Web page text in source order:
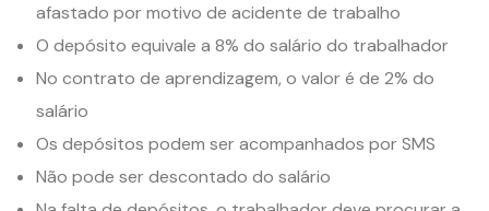
afastado por motivo de acidente de trabalho
O depósito equivale a 8% do salário do trabalhador
No contrato de aprendizagem, o valor é de 2% do
salário
Os depósitos podem ser acompanhados por SMS
Não pode ser descontado do salário